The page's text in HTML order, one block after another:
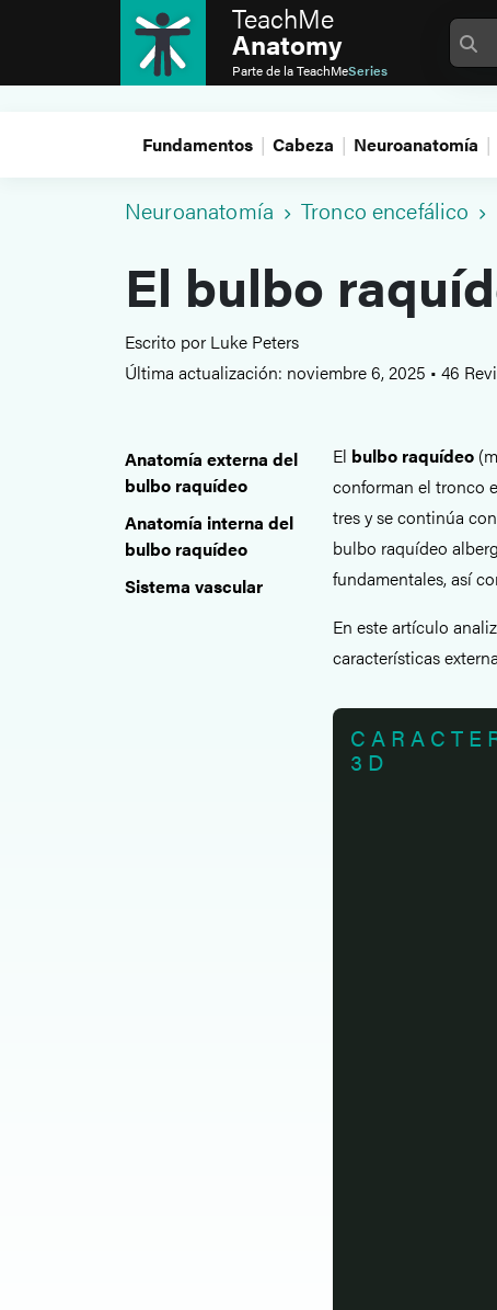
TeachMe
Anatomy
Parte de laTeachMeSeries
Fundamentos Cabeza Neuroanatomía
Neuroanatomía Tronco encefálico
El bulbo
Escrito por Luke Peters
Última actualización: noviembre 6, 2025 • 46
Anatomía externa del
bulbo raquídeo
Anatomía interna del
bulbo raquídeo
Sistema vascular
El bulbo raquídeo
conforman el tronco
tres y se continúa
bulbo raquídeo
fundamentales, así
En este artículo
características
3D